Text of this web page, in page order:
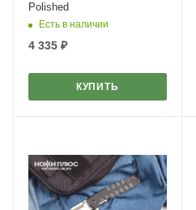
Polished
Есть в наличии
4 335 ₽
КУПИТЬ